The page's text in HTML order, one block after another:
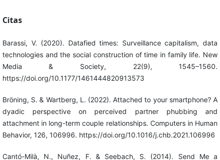
Citas
Barassi, V. (2020). Datafied times: Surveillance capitalism, data
technologies and the social construction of time in family life. New
Media & Society, 22(9), 1545–1560.
https://doi.org/10.1177/1461444820913573
Bröning, S. & Wartberg, L. (2022). Attached to your smartphone? A
dyadic perspective on perceived partner phubbing and
attachment in long-term couple relationships. Computers in Human
Behavior, 126, 106996. https://doi.org/10.1016/j.chb.2021.106996
Cantó-Milà, N., Nuñez, F. & Seebach, S. (2014). Send Me a